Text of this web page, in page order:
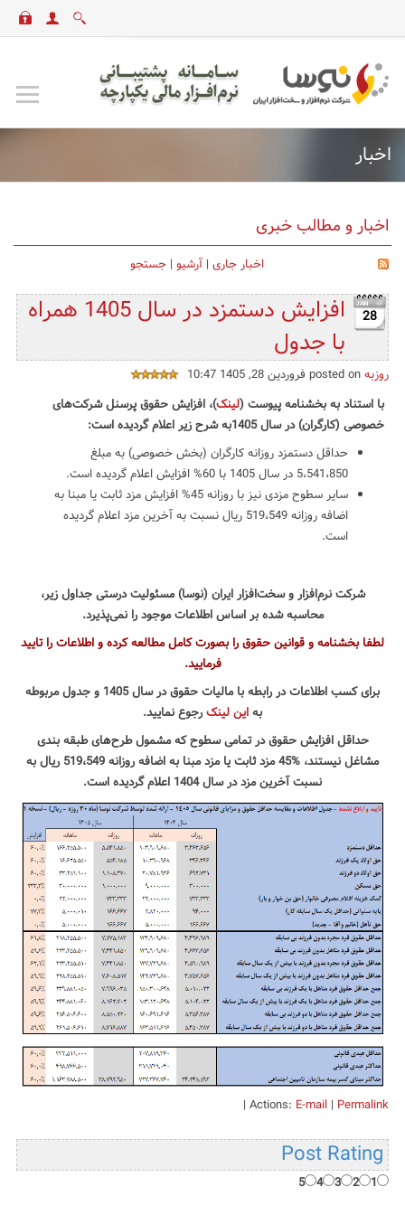
اخبار
اخبار و مطالب خبری
اخبار جاری | آرشیو | جستجو
28
افزایش دستمزد در سال 1405 همراه
با جدول
روزبه
با استناد به بخشنامه پیوست (لینک)، افزایش حقوق پرسنل شرکت‌های
خصوصی (کارگران) در سال 1405به شرح زیر اعلام گردیده است:
حداقل دستمزد روزانه کارگران (بخش خصوصی) به مبلغ
5،541،850 در سال 1405 با 60% افزایش اعلام گردیده است.
سایر سطوح مزدی نیز با روزانه 45% افزایش مزد ثابت یا مبنا به
اضافه روزانه 519،549 ریال نسبت به آخرین مزد اعلام گردیده
است.
شرکت نرم‌افزار و سخت‌افزار ایران (نوسا) مسئولیت درستی جداول زیر،
محاسبه شده بر اساس اطلاعات موجود را نمی‌پذیرد.
لطفا بخشنامه و قوانین حقوق را بصورت کامل مطالعه کرده و اطلاعات را تایید
فرمایید.
برای کسب اطلاعات در رابطه با مالیات حقوق در سال 1405 و جدول مربوطه
بهاین لینکرجوع نمایید.
حداقل افزایش حقوق در تمامی سطوح که مشمول طرح‌های طبقه بندی
مشاغل نیستند، %45 مزد ثابت یا مزد مبنا به اضافه روزانه 519،549 ریال به
نسبت آخرین مزد در سال 1404 اعلام گردیده است.
Actions: E-mail | Permalink
|
Post Rating
1
2
3
4
5